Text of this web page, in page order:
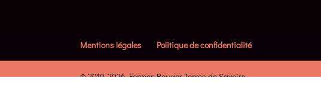
Mentions légales Politique de confidentialité
© 2010-2026 Former-Bouger Terres de Savoirs